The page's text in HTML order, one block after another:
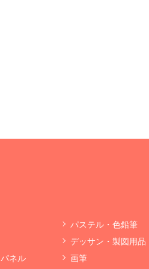
ネル
パステル・色鉛筆
デッサン・製図用品
画筆